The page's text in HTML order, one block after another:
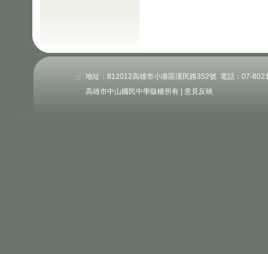
:::
地址：812012高雄市小港區漢民路352號 電話：07-
高雄市中山國民中學版權所有 | 意見反映